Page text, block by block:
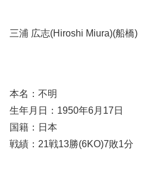
三浦 広志(Hiroshi Miura)(船橋)
本名：不明
生年月日：1950年6月17日
国籍：日本
戦績：21戦13勝(6KO)7敗1分